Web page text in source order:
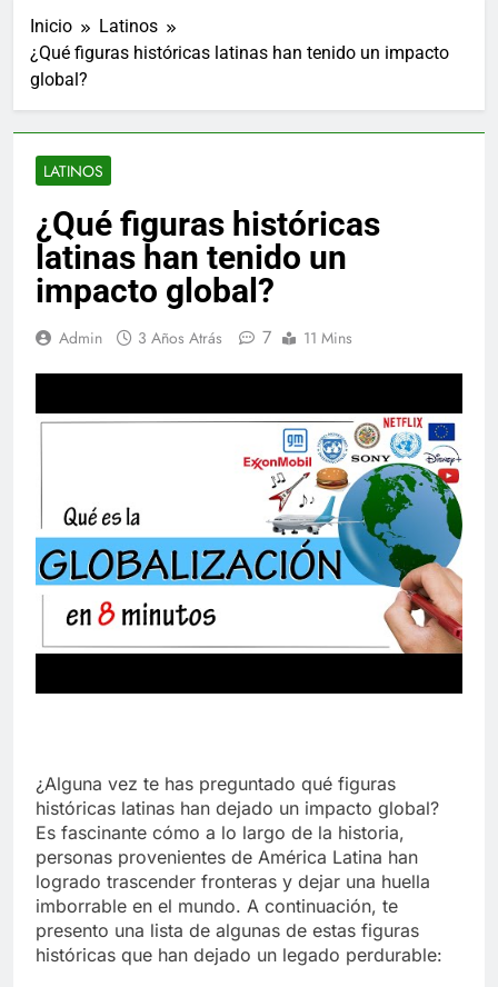
Inicio
Latinos
¿Qué figuras históricas latinas han tenido un impacto
global?
LATINOS
¿Qué figuras históricas
latinas han tenido un
impacto global?
Admin 3 Años Atrás 7 11 Mins
¿Alguna vez te has preguntado qué figuras
históricas latinas han dejado un impacto global?
Es fascinante cómo a lo largo de la historia,
personas provenientes de América Latina han
logrado trascender fronteras y dejar una huella
imborrable en el mundo. A continuación, te
presento una lista de algunas de estas figuras
históricas que han dejado un legado perdurable: